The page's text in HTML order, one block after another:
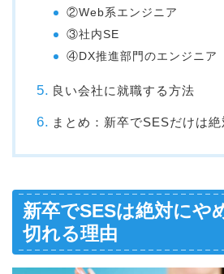
②Web系エンジニア
③社内SE
④DX推進部門のエンジニア
良い会社に就職する方法
まとめ：新卒でSESだけは絶
新卒でSESは絶対にや
切れる理由